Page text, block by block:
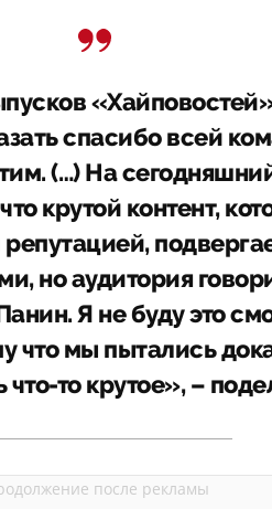
спасибо всей
(…) На
крутой контент,
но аудитория
Я не буду это
что мы пытались
то крутое», –